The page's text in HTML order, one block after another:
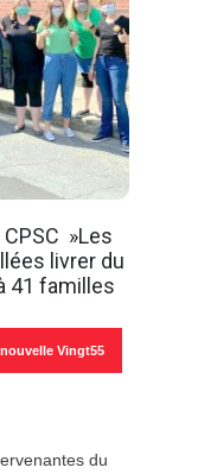
»Les
livrer du
41 familles
Vingt55
du